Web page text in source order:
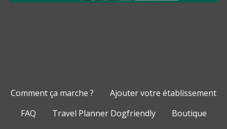
Comment ça marche ?
Ajouter votre établissement
FAQ
Travel Planner Dogfriendly
Boutique